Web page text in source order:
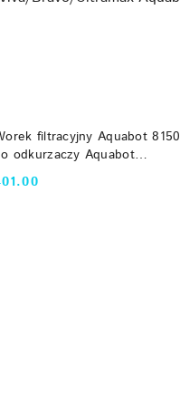
filtracyjny Aquabot 8150
odkurzaczy Aquabot
Bravo/Ultramax Aquabot
DO KOSZYKA